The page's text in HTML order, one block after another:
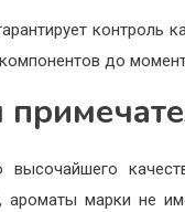
контроль
до
высочайшего
ароматы марки не